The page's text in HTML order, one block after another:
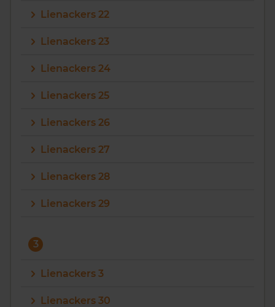
Lienackers 22
Lienackers 23
Lienackers 24
Lienackers 25
Lienackers 26
Lienackers 27
Lienackers 28
Lienackers 29
3
Lienackers 3
Lienackers 30